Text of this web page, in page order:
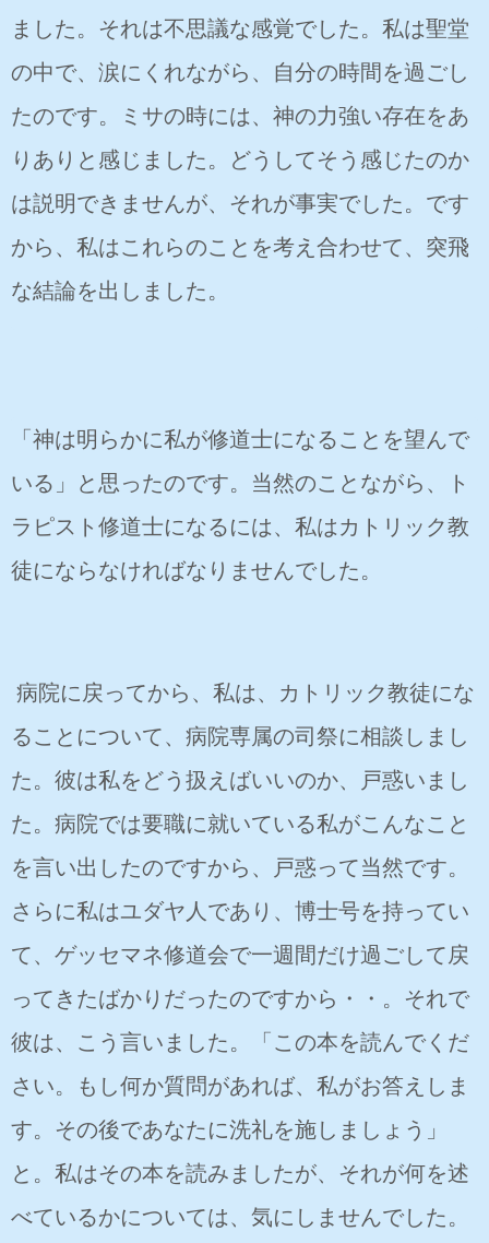
ました。それは不思議な感覚でした。私は聖堂
の中で、涙にくれながら、自分の時間を過ごし
たのです。ミサの時には、神の力強い存在をあ
りありと感じました。どうしてそう感じたのか
は説明できませんが、それが事実でした。です
から、私はこれらのことを考え合わせて、突飛
な結論を出しました。
「神は明らかに私が修道士になることを望んで
いる」と思ったのです。当然のことながら、ト
ラピスト修道士になるには、私はカトリック教
徒にならなければなりませんでした。
病院に戻ってから、私は、カトリック教徒にな
ることについて、病院専属の司祭に相談しまし
た。彼は私をどう扱えばいいのか、戸惑いまし
た。病院では要職に就いている私がこんなこと
を言い出したのですから、戸惑って当然です。
さらに私はユダヤ人であり、博士号を持ってい
て、ゲッセマネ修道会で一週間だけ過ごして戻
ってきたばかりだったのですから・・。それで
彼は、こう言いました。「この本を読んでくだ
さい。もし何か質問があれば、私がお答えしま
す。その後であなたに洗礼を施しましょう」
と。私はその本を読みましたが、それが何を述
べているかについては、気にしませんでした。